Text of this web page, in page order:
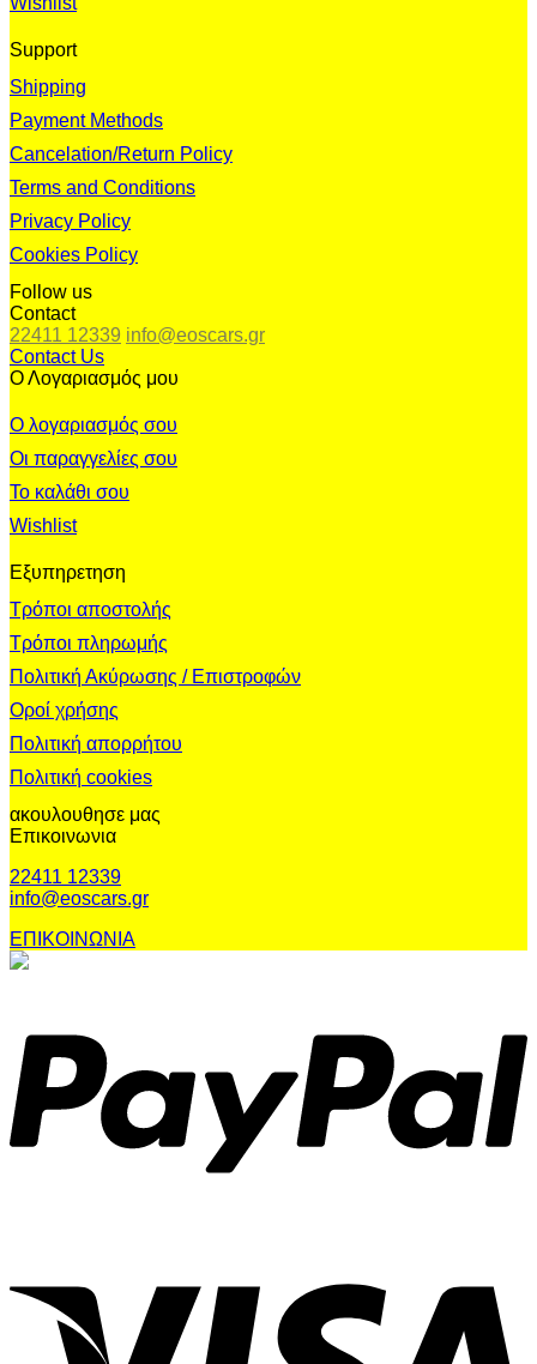
Support
Shipping
Payment Methods
Cancelation/Return Policy
Terms and Conditions
Privacy Policy
Cookies Policy
Follow us
Contact
22411 12339 info@eoscars.gr
Contact Us
Ο Λογαριασμός μου
Ο λογαριασμός σου
Οι παραγγελίες σου
Το καλάθι σου
Wishlist
Εξυπηρετηση
Τρόποι αποστολής
Τρόποι πληρωμής
Πολιτική Ακύρωσης / Επιστροφών
Οροί χρήσης
Πολιτική απορρήτου
Πολιτική cookies
ακουλουθησε μας
Επικοινωνια
22411 12339
info@eoscars.gr
ΕΠΙΚΟΙΝΩΝΙΑ